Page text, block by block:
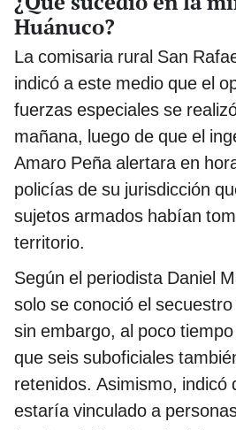
Huánuco?
La comisaria rural San
indicó a este medio que el
fuerzas especiales se
mañana, luego de que el
Amaro Peña alertara en
policías de su jurisdicción
sujetos armados habían
territorio.
Según el periodista Daniel
solo se conoció el
sin embargo, al poco
que seis suboficiales
retenidos. Asimismo, indicó
estaría vinculado a